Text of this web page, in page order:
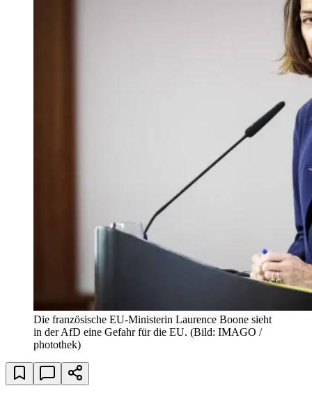
Die französische EU-Ministerin Laurence Boone sieht
in der AfD eine Gefahr für die EU. (Bild: IMAGO /
photothek)